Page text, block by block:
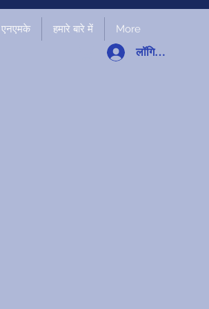
एनएमके हमारे बारे में More
लॉगिन करें